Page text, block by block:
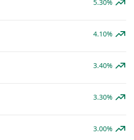
5.30%
4.10%
3.40%
3.30%
3.00%